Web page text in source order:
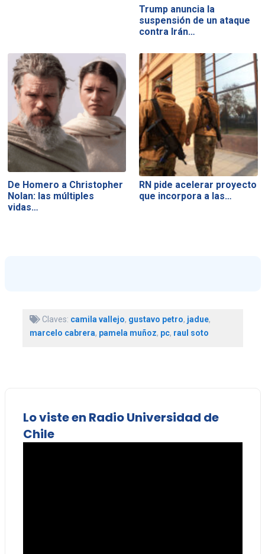
Trump anuncia la
suspensión de un ataque
contra Irán…
De Homero a Christopher
Nolan: las múltiples
vidas…
RN pide acelerar proyecto
que incorpora a las…
Claves: camila vallejo, gustavo petro, jadue,
marcelo cabrera, pamela muñoz, pc, raul soto
Lo viste en Radio Universidad de
Chile